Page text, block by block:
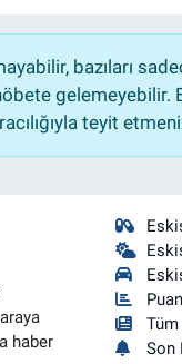
bazıları
gelemeyebilir.
teyit
haber
Son